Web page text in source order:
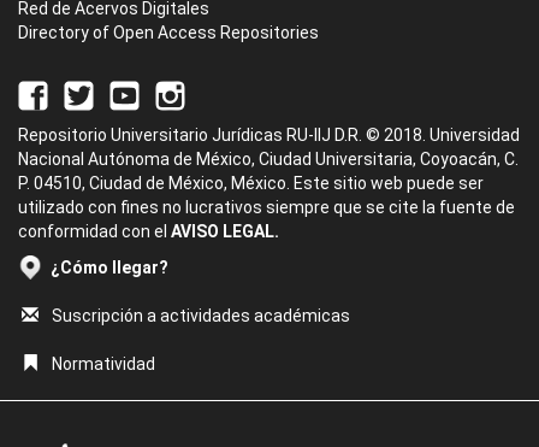
Red de Acervos Digitales
Directory of Open Access Repositories
Repositorio Universitario Jurídicas RU-IIJ D.R. © 2018. Universidad
Nacional Autónoma de México, Ciudad Universitaria, Coyoacán, C.
P. 04510, Ciudad de México, México. Este sitio web puede ser
utilizado con fines no lucrativos siempre que se cite la fuente de
conformidad con el AVISO LEGAL.
¿Cómo llegar?
Suscripción a actividades académicas
Normatividad